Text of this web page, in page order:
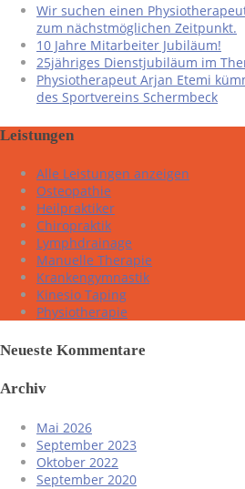
Wir suchen einen
zum nächstmöglichen Zeitpunkt.
10 Jahre Mitarbeiter Jubiläum!
25jähriges Dienstjubiläum im
Physiotherapeut Arjan Etemi
des Sportvereins Schermbeck
Leistungen
Alle Leistungen anzeigen
Osteopathie
Heilpraktiker
Chiropraktik
Lymphdrainage
Manuelle Therapie
Krankengymnastik
Kinesio Taping
Physiotherapie
Neueste Kommentare
Archiv
Mai 2026
September 2023
Oktober 2022
September 2020